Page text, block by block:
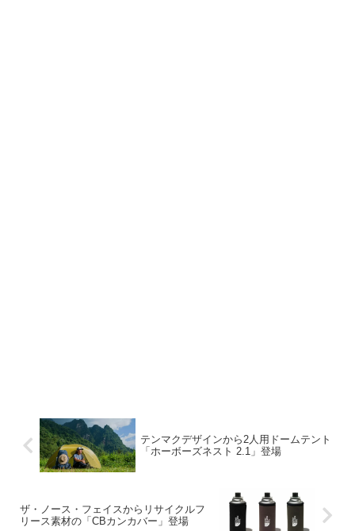
テンマクデザインから2人用ドームテント
「ホーボーズネスト 2.1」登場
ザ・ノース・フェイスからリサイクルフ
リース素材の「CBカンカバー」登場